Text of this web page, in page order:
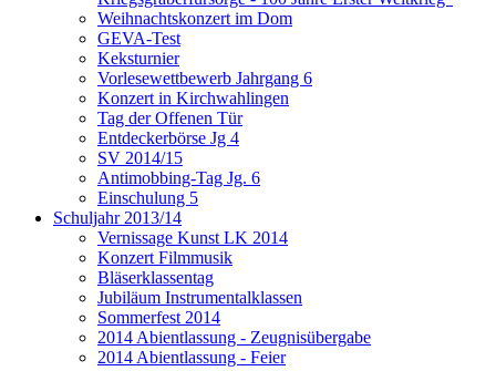
Weihnachtskonzert im Dom
GEVA-Test
Keksturnier
Vorlesewettbewerb Jahrgang 6
Konzert in Kirchwahlingen
Tag der Offenen Tür
Entdeckerbörse Jg 4
SV 2014/15
Antimobbing-Tag Jg. 6
Einschulung 5
Schuljahr 2013/14
Vernissage Kunst LK 2014
Konzert Filmmusik
Bläserklassentag
Jubiläum Instrumentalklassen
Sommerfest 2014
2014 Abientlassung - Zeugnisübergabe
2014 Abientlassung - Feier